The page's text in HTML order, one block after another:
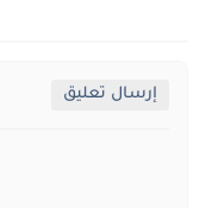
إرسال تعليق